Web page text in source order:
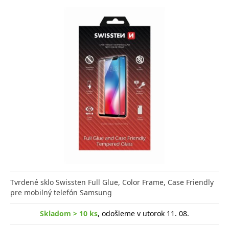
Tvrdené sklo Swissten Full Glue, Color Frame, Case Friendly
pre mobilný telefón Samsung
Skladom > 10 ks, odošleme v utorok 11. 08.